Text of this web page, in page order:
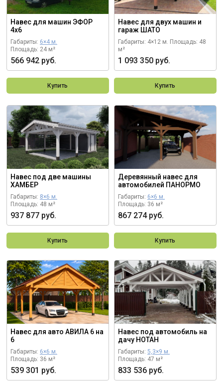
Навес для машин ЭФОР
4х6
Габариты: 6×4 м.
Площадь: 24 м²
566 942 руб.
Купить
Навес для двух машин и
гараж ШАТО
Габариты: 4×12 м. Площадь: 48
м²
1 093 350 руб.
Купить
Навес под две машины
ХАМБЕР
Габариты: 8×6 м.
Площадь: 48 м²
937 877 руб.
Купить
Деревянный навес для
автомобилей ПАНОРМО
Габариты: 6×6 м.
Площадь: 36 м²
867 274 руб.
Купить
Навес для авто АВИЛА 6 на
6
Габариты: 6×6 м.
Площадь: 36 м²
539 301 руб.
Навес под автомобиль на
дачу НОТАН
Габариты: 5,3×9 м.
Площадь: 47 м²
833 536 руб.